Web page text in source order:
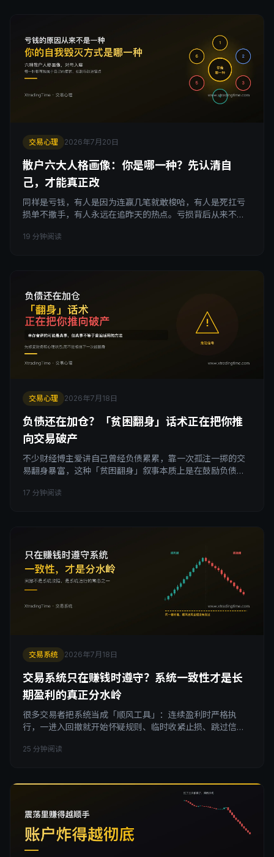
交易心理 2026年7月20日
散户六大人格画像：你是哪一种？先认清自
己，才能真正改
同样是亏钱，有人是因为连赢几笔就敢梭哈，有人是死扛亏
损单不撒手，有人永远在追昨天的热点。亏损背后从来不是
己独特的自我毁灭方式。这篇文章帮你对号入座，找到自己
19 分钟阅读
交易心理 2026年7月18日
负债还在加仓？「贫困翻身」话术正在把你推
向交易破产
不少财经博主爱讲自己曾经负债累累，靠一次孤注一掷的交
易翻身暴富，这种「贫困翻身」叙事本质上是在鼓励负债的
力和资金压力会互相放大，负债带来的心理伤害往往比行情
17 分钟阅读
交易系统 2026年7月18日
交易系统只在赚钱时遵守？系统一致性才是长
期盈利的真正分水岭
很多交易者把系统当成「顺风工具」：连续盈利时严格执
行，一进入回撤就开始怀疑规则、临时收紧止损、跳过信
是系统本身，而是系统在顺风时的表现。这篇文章拆解为什
验的交易纪律。
25 分钟阅读